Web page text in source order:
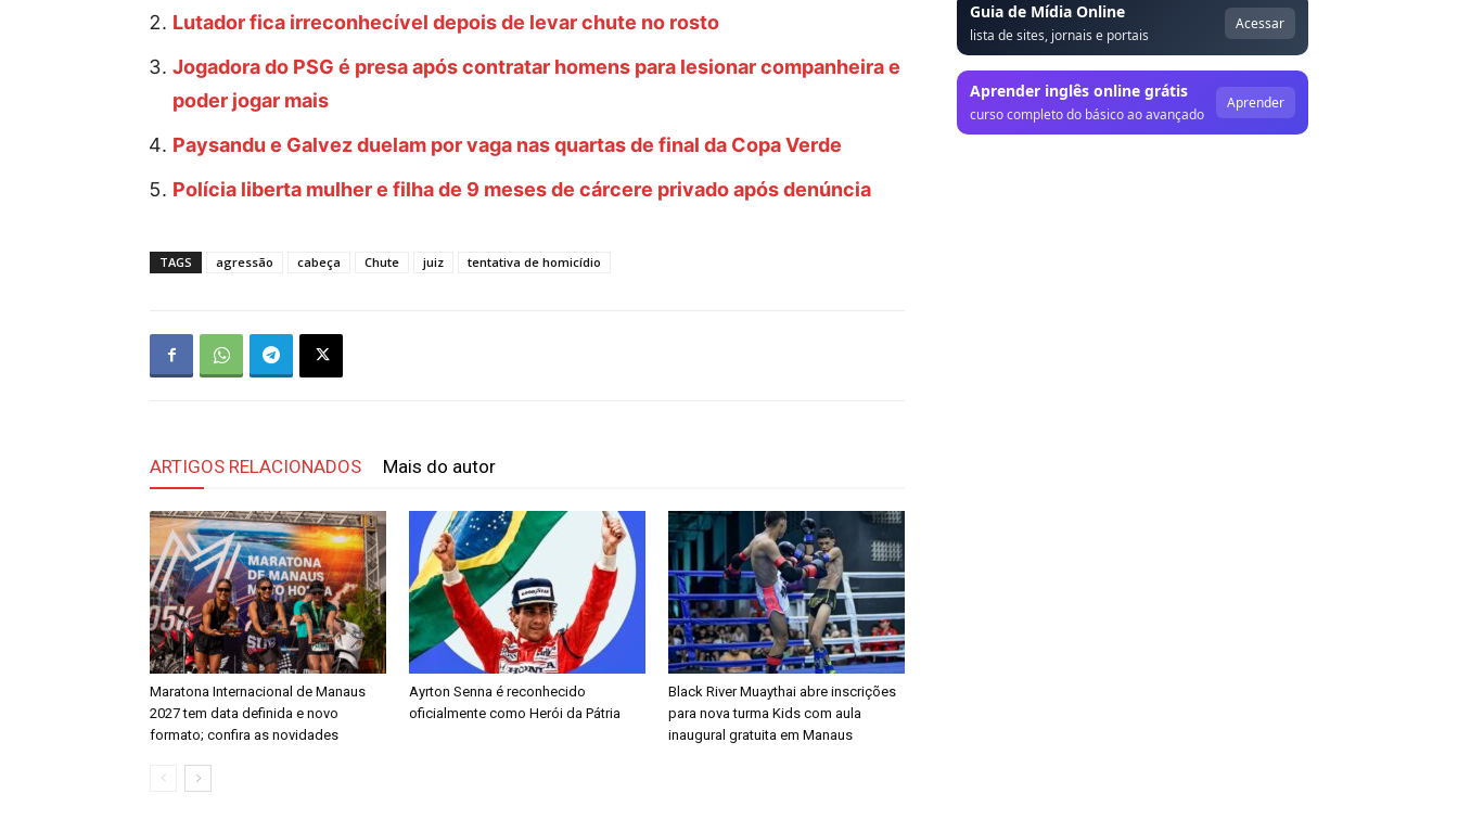
Lutador fica irreconhecível depois de levar chute no rosto
Jogadora do PSG é presa após contratar homens para lesionar companheira e
poder jogar mais
Paysandu e Galvez duelam por vaga nas quartas de final da Copa Verde
Polícia liberta mulher e filha de 9 meses de cárcere privado após denúncia
TAGS agressão cabeça Chute juiz tentativa de homicídio
ARTIGOS RELACIONADOS Mais do autor
Maratona Internacional de Manaus
2027 tem data definida e novo
formato; confira as novidades
Ayrton Senna é reconhecido
oficialmente como Herói da Pátria
Black River Muaythai abre inscrições
para nova turma Kids com aula
inaugural gratuita em Manaus
Guia de Mídia Online
lista de sites, jornais e portais
Acessar
Aprender inglês online grátis
curso completo do básico ao avançado
Aprender